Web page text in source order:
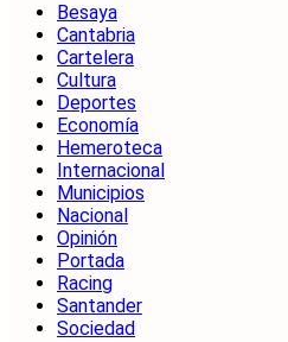
Besaya
Cantabria
Cartelera
Cultura
Deportes
Economía
Hemeroteca
Internacional
Municipios
Nacional
Opinión
Portada
Racing
Santander
Sociedad